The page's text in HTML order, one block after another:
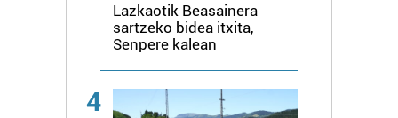
Lazkaotik Beasainera
sartzeko bidea itxita,
Senpere kalean
4